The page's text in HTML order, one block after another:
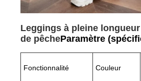
Leggings à pleine
de pêcheParamètre
Fonctionnalité Couleur